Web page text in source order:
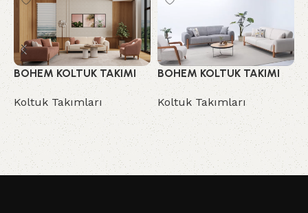
BOHEM KOLTUK TAKIMI
Koltuk Takımları
BOHEM KOLTUK TAKIMI
Koltuk Takımları